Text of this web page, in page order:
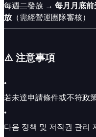
每週二發放 → 每月月底前
放 （需經營運團隊審核）
⚠️ 注意事項
•
若未達申請條件或不符政
•
다음 정책 및 저작권 관리